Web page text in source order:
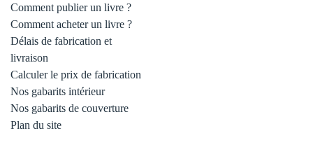
Comment publier un livre ?
Comment acheter un livre ?
Délais de fabrication et
livraison
Calculer le prix de fabrication
Nos gabarits intérieur
Nos gabarits de couverture
Plan du site